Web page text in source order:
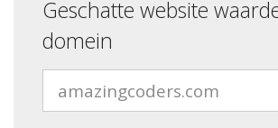
Geschatte website
domein